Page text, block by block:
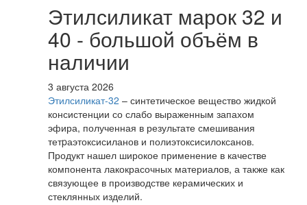
Этилсиликат марок 32 и
40 - большой объём в
наличии
3 августа 2026
Этилсиликат-32 – синтетическое вещество жидкой
консистенции со слабо выраженным запахом
эфира, полученная в результате смешивания
тетpаэтоксисиланов и полиэтоксисилоксанов.
Продукт нашел широкое применение в качестве
компонента лакокрасочных материалов, а также как
связующее в производстве керамических и
стеклянных изделий.